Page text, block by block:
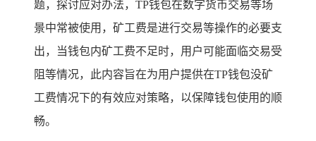
题，探讨应对办法，TP钱包在数字货币交易等场
景中常被使用，矿工费是进行交易等操作的必要支
出，当钱包内矿工费不足时，用户可能面临交易受
阻等情况，此内容旨在为用户提供在TP钱包没矿
工费情况下的有效应对策略，以保障钱包使用的顺
畅。